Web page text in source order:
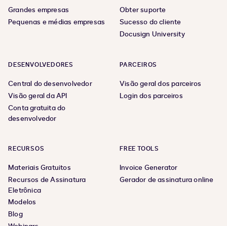
Grandes empresas
Pequenas e médias empresas
Obter suporte
Sucesso do cliente
Docusign University
DESENVOLVEDORES
Central do desenvolvedor
Visão geral da API
Conta gratuita do
desenvolvedor
PARCEIROS
Visão geral dos parceiros
Login dos parceiros
RECURSOS
Materiais Gratuitos
Recursos de Assinatura
Eletrônica
Modelos
Blog
FREE TOOLS
Invoice Generator
Gerador de assinatura online